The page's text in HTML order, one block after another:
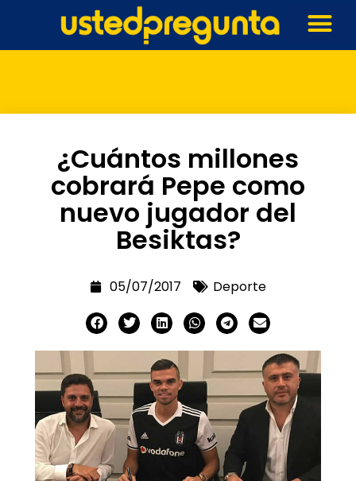
¿Cuántos millones
cobrará Pepe como
nuevo jugador del
Besiktas?
05/07/2017 Deporte